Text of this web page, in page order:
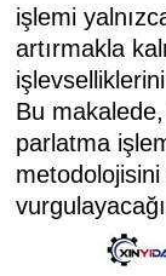
işlemi
artırmakla
Bu
parlatma